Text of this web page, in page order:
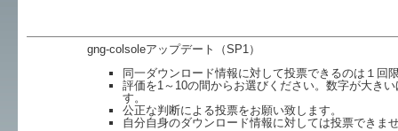
gng-colsoleアップデート（SP1）
同一ダウンロード情報に対して投票できるのは１回
評価を1～10の間からお選びください。数字が大き
す。
公正な判断による投票をお願い致します。
自分自身のダウンロード情報に対しては投票できま